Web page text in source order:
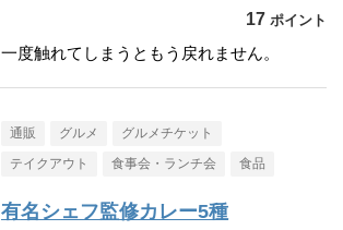
17 ポイント
一度触れてしまうともう戻れません。
通販 グルメ グルメチケット
テイクアウト 食事会・ランチ会 食品
有名シェフ監修カレー5種